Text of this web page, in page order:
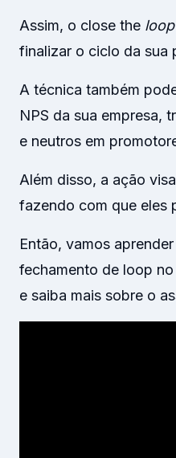
Assim, o close the loop
finalizar o ciclo da sua
A técnica também
NPS da sua empresa,
e neutros em
Além disso, a ação
fazendo com que eles
Então, vamos
fechamento de loop
e saiba mais sobre o